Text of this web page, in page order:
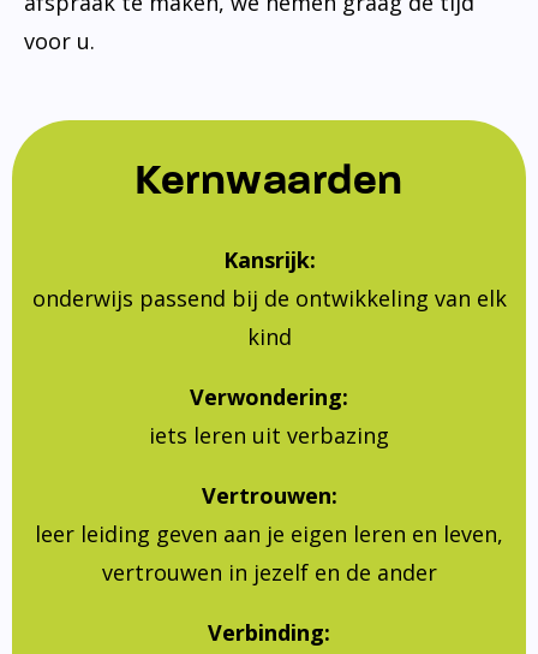
voor u.
Kernwaarden
Kansrijk:
onderwijs passend bij de ontwikkeling van elk
kind
Verwondering:
iets leren uit verbazing
Vertrouwen:
leer leiding geven aan je eigen leren en leven,
vertrouwen in jezelf en de ander
Verbinding: